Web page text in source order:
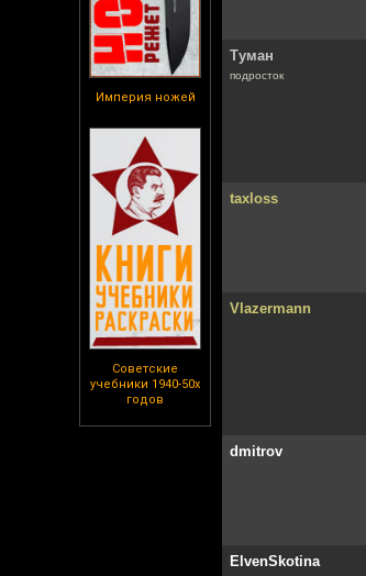
Империя ножей
Советские
учебники 1940-50х
годов
Туман
подросток
taxloss
Vlazermann
dmitrov
ElvenSkotina